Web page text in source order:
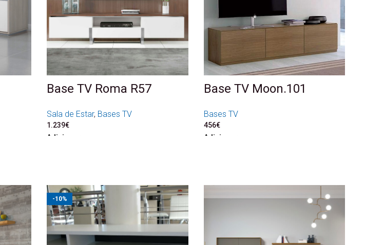
Base TV Roma R57
Sala de Estar, Bases TV
1.239€
Adicionar
Base TV Moon.101
Bases TV
456€
Adicionar
-10%